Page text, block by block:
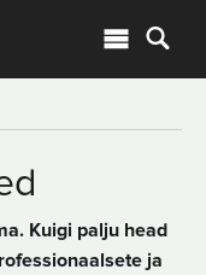
Kuigi palju head
ja